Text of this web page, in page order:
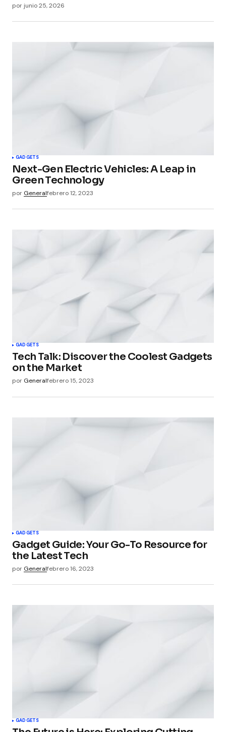
por junio 25, 2026
GADGETS
Next-Gen Electric Vehicles: A Leap in
Green Technology
por Generalfebrero 12, 2023
GADGETS
Tech Talk: Discover the Coolest Gadgets
on the Market
por Generalfebrero 15, 2023
GADGETS
Gadget Guide: Your Go-To Resource for
the Latest Tech
por Generalfebrero 16, 2023
GADGETS